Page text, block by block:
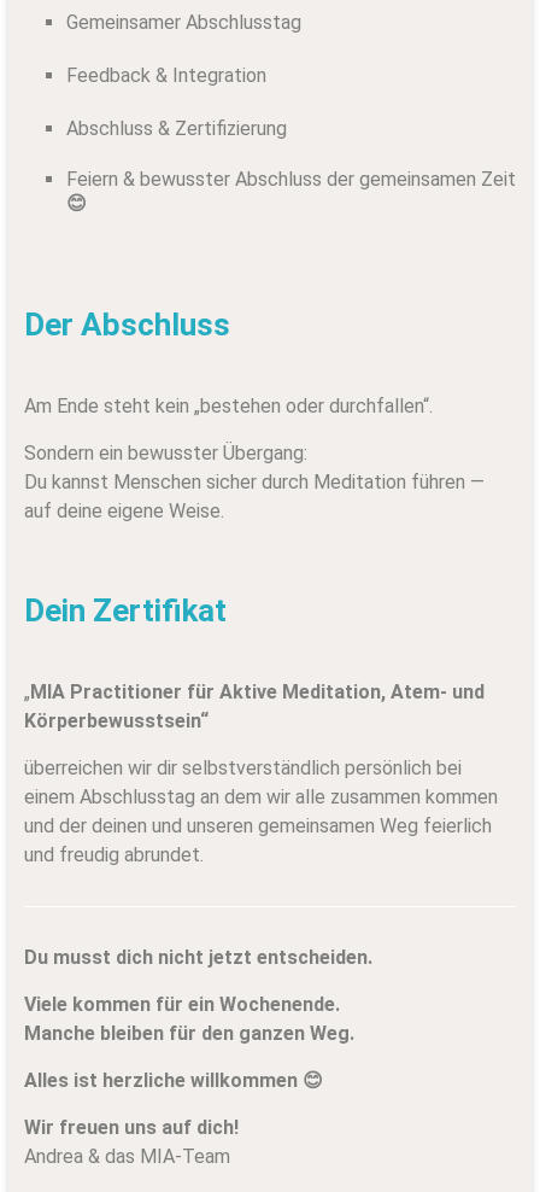
Gemeinsamer Abschlusstag
Feedback & Integration
Abschluss & Zertifizierung
Feiern & bewusster Abschluss der gemeinsamen Zeit
😊
Der Abschluss
Am Ende steht kein „bestehen oder durchfallen“.
Sondern ein bewusster Übergang:
Du kannst Menschen sicher durch Meditation führen —
auf deine eigene Weise.
Dein Zertifikat
„MIA Practitioner für Aktive Meditation, Atem- und
Körperbewusstsein“
überreichen wir dir selbstverständlich persönlich bei
einem Abschlusstag an dem wir alle zusammen kommen
und der deinen und unseren gemeinsamen Weg feierlich
und freudig abrundet.
Du musst dich nicht jetzt entscheiden.
Viele kommen für ein Wochenende.
Manche bleiben für den ganzen Weg.
Alles ist herzliche willkommen 😊
Wir freuen uns auf dich!
Andrea & das MIA-Team